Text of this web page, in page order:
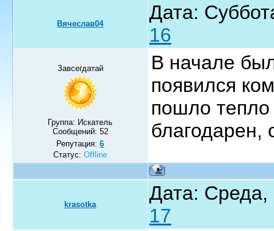
Вячеслав04
Дата:
16
Завсегдатай
Группа: Искатель
Сообщений: 52
Репутация:6
Статус:Offline
В начале
появился
пошло
благодарен,
krasotka
Дата:
17